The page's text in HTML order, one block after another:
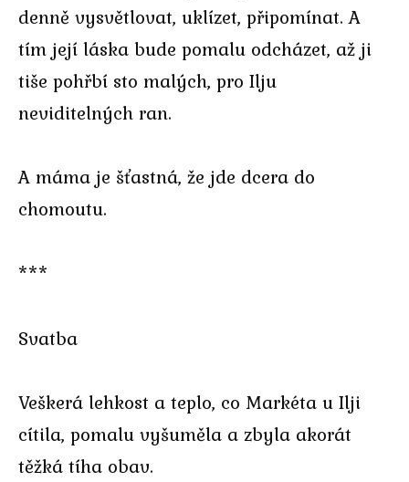
denně vysvětlovat, uklízet, připomínat. A
tím její láska bude pomalu odcházet, až ji
tiše pohřbí sto malých, pro Ilju
neviditelných ran.
A máma je šťastná, že jde dcera do
chomoutu.
***
Svatba
Veškerá lehkost a teplo, co Markéta u Ilji
cítila, pomalu vyšuměla a zbyla akorát
těžká tíha obav.